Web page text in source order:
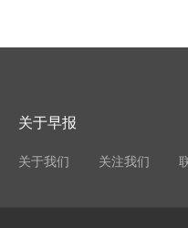
关于早报
关于我们 关注我们